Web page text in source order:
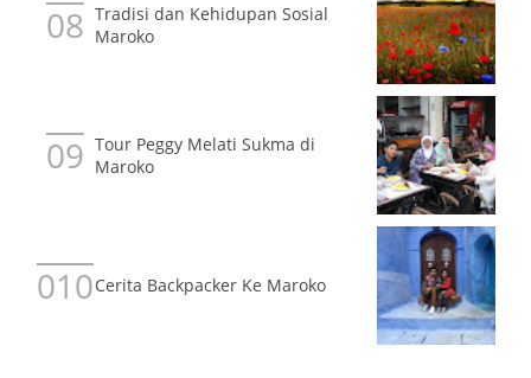
Tradisi dan Kehidupan Sosial
Maroko
Tour Peggy Melati Sukma di
Maroko
Cerita Backpacker Ke Maroko